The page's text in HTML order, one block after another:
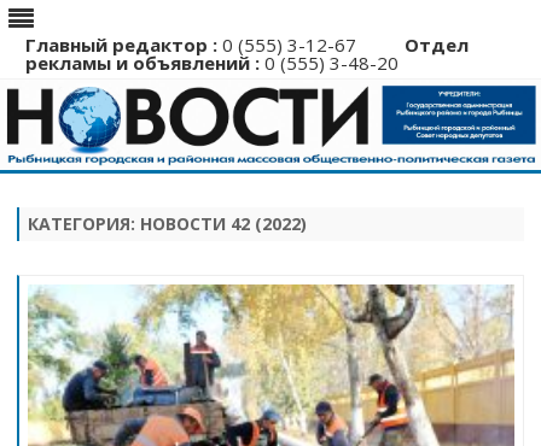
Главный редактор : 0 (555) 3-12-67 Отдел
рекламы и объявлений : 0 (555) 3-48-20
Перейти
содержимому
КАТЕГОРИЯ: НОВОСТИ 42 (2022)